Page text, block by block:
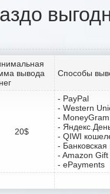
вывода
Способы
20$
- PayPal
- Western
- MoneyGram
-
- QIWI
-
- Amazon
- ePayments